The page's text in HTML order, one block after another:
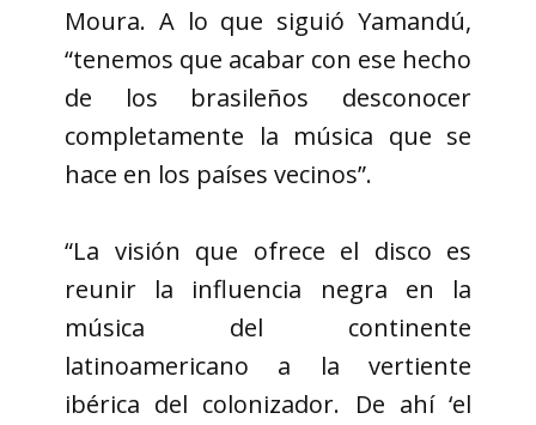
Moura. A lo que siguió Yamandú,
“tenemos que acabar con ese hecho
de los brasileños desconocer
completamente la música que se
hace en los países vecinos”.
“La visión que ofrece el disco es
reunir la influencia negra en la
música del continente
latinoamericano a la vertiente
ibérica del colonizador. De ahí ‘el